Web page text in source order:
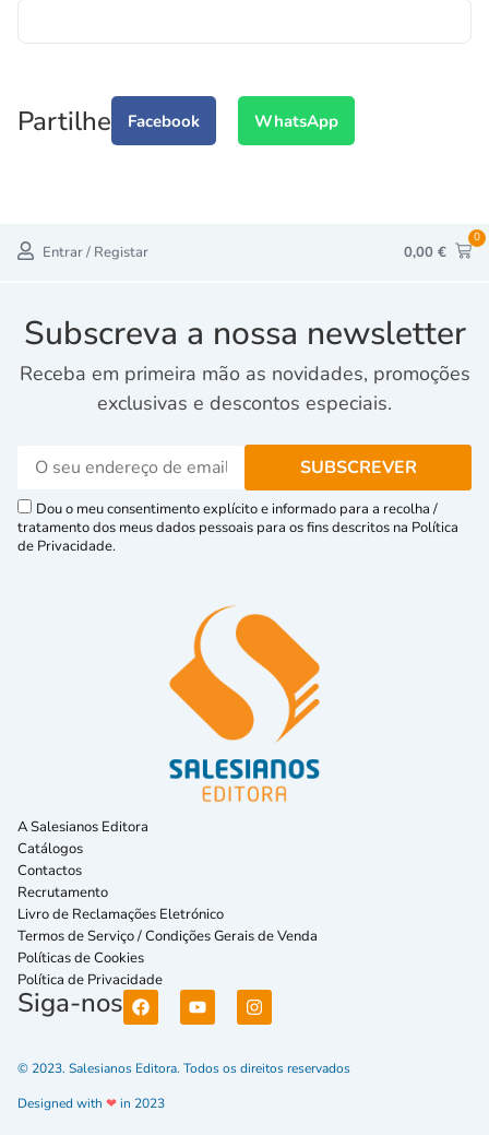
Partilhe Facebook WhatsApp
Entrar / Registar 0,00 €
0
Subscreva a nossa newsletter
Receba em primeira mão as novidades, promoções
exclusivas e descontos especiais.
Dou o meu consentimento explícito e informado para a recolha /
tratamento dos meus dados pessoais para os fins descritos na Política
de Privacidade.
A Salesianos Editora
Catálogos
Contactos
Recrutamento
Livro de Reclamações Eletrónico
Termos de Serviço / Condições Gerais de Venda
Políticas de Cookies
Política de Privacidade
Siga-nos
© 2023. Salesianos Editora. Todos os direitos reservados
Designed with ❤in 2023